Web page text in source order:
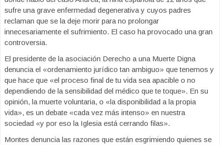
sufre una grave enfermedad degenerativa y cuyos padres
reclaman que se la deje morir para no prolongar
innecesariamente el sufrimiento. El caso ha provocado una gran
controversia.
El presidente de la asociación Derecho a una Muerte Digna
denuncia el «ordenamiento jurídico tan ambiguo» que tenemos y
que hace que «el proceso final de tu vida sea apacible o no
dependiendo de la sensibilidad del médico que te toque». En su
opinión, la muerte voluntaria, o «la disponibilidad a la propia
vida», es un debate «cada vez más intenso» en nuestra
sociedad «y por eso la Iglesia está cerrando filas».
Montes denuncia las razones que están esgrimiendo quienes se